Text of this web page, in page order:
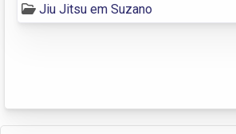
Jiu Jitsu em Suzano